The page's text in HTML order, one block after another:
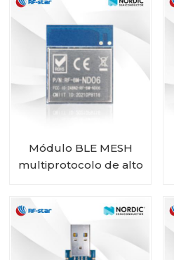
Módulo BLE MESH
multiprotocolo de alto